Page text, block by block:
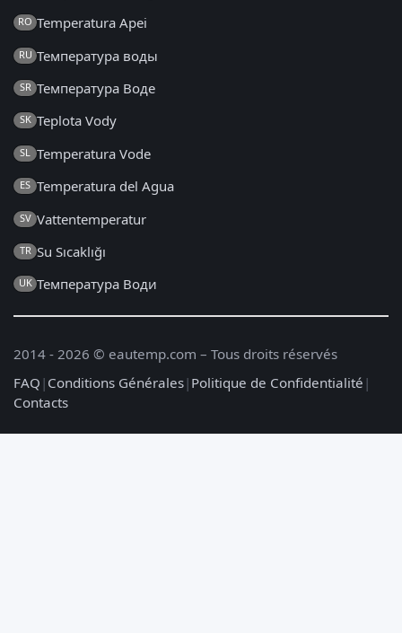
RO Temperatura Apei
RU Температура воды
SR Температура Воде
SK Teplota Vody
SL Temperatura Vode
ES Temperatura del Agua
SV Vattentemperatur
TR Su Sıcaklığı
UK Температура Води
2014 - 2026 © eautemp.com – Tous droits réservés
FAQ | Conditions Générales| Politique de Confidentialité |
Contacts